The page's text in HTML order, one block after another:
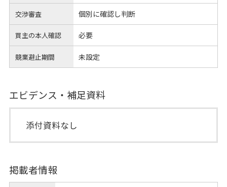
交渉審査 個別に確認し判断
買主の本人確認 必要
競業避止期間 未設定
エビデンス・補足資料
添付資料なし
掲載者情報